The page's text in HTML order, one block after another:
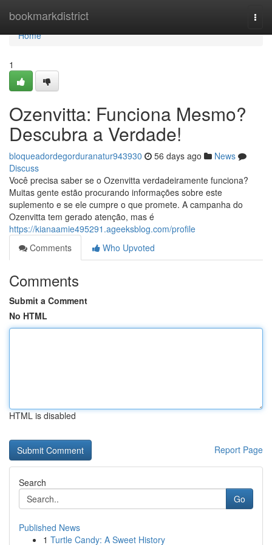
bookmarkdistrict
Home
Home
1
Ozenvitta: Funciona Mesmo?
Descubra a Verdade!
bloqueadordegorduranatur943930 56 days ago
News
Discuss
Você precisa saber se o Ozenvitta verdadeiramente funciona?
Muitas gente estão procurando informações sobre este
suplemento e se ele cumpre o que promete. A campanha do
Ozenvitta tem gerado atenção, mas é
https://kianaamie495291.ageeksblog.com/profile
Comments
Who Upvoted
Comments
Submit a Comment
No HTML
HTML is disabled
Report Page
Search
Go
Published News
1 Turtle Candy: A Sweet History